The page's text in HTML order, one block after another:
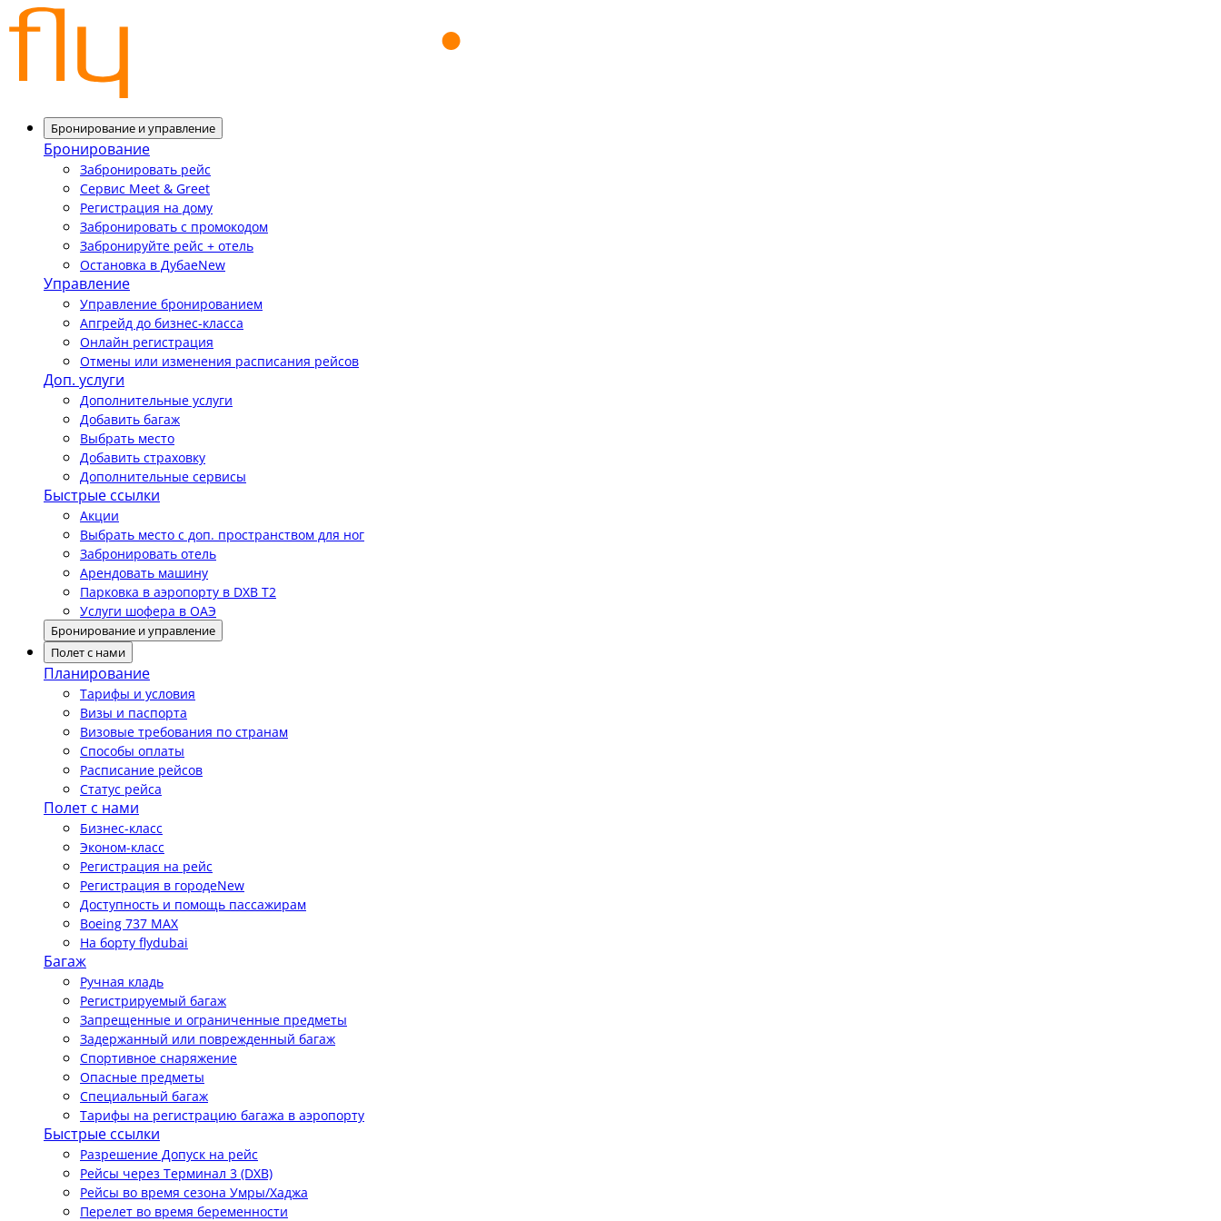
Бронирование и управление
Бронирование
Забронировать рейс
Сервис Meet & Greet
Регистрация на дому
Забронировать с промокодом
Забронируйте рейс + отель
Остановка в ДубаеNew
Управление
Управление бронированием
Апгрейд до бизнес-класса
Онлайн регистрация
Отмены или изменения расписания рейсов
Доп. услуги
Дополнительные услуги
Добавить багаж
Выбрать место
Добавить страховку
Дополнительные сервисы
Быстрые ссылки
Акции
Выбрать место с доп. пространством для ног
Забронировать отель
Арендовать машину
Парковка в аэропорту в DXB T2
Услуги шофера в ОАЭ
Бронирование и управление
Полет с нами
Планирование
Тарифы и условия
Визы и паспорта
Визовые требования по странам
Способы оплаты
Расписание рейсов
Статус рейса
Полет с нами
Бизнес-класс
Эконом-класс
Регистрация на рейс
Регистрация в городеNew
Доступность и помощь пассажирам
Boeing 737 MAX
На борту flydubai
Багаж
Ручная кладь
Регистрируемый багаж
Запрещенные и ограниченные предметы
Задержанный или поврежденный багаж
Спортивное снаряжение
Опасные предметы
Специальный багаж
Тарифы на регистрацию багажа в аэропорту
Быстрые ссылки
Разрешение Допуск на рейс
Рейсы через Терминал 3 (DXB)
Рейсы во время сезона Умры/Хаджа
Перелет во время беременности